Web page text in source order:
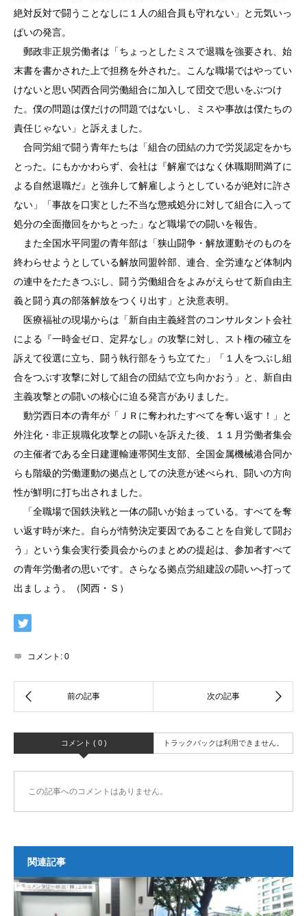
絶対反対で闘うことなしに１人の組合員も守れない」と元気いっ
ぱいの発言。
郵政非正規労働者は「ちょっとしたミスで退職を強要され、始
末書を書かされた上で担務を外された。こんな職場ではやってい
けないと思い関西合同労働組合に加入して団交で思いをぶつけ
た。僕の問題は僕だけの問題ではないし、ミスや事故は僕たちの
責任じゃない」と訴えました。
合同労組で闘う青年たちは「組合の団結の力で労災認定をかち
とった。にもかかわらず、会社は『解雇ではなく休職期間満了に
よる自然退職だ』と強弁して解雇しようとしているが絶対に許さ
ない」「事故を口実とした不当な懲戒処分に対して組合に入って
処分の全面撤回をかちとった」など職場での闘いを報告。
また全国水平同盟の青年部は「狭山闘争・解放運動そのものを
終わらせようとしている解放同盟幹部、連合、全労連など体制内
の連中をたたきつぶし、闘う労働組合をよみがえらせて新自由主
義と闘う真の部落解放をつくり出す」と決意表明。
医療福祉の現場からは「新自由主義経営のコンサルタント会社
による『一時金ゼロ、定昇なし』の攻撃に対し、スト権の確立を
訴えて役選に立ち、闘う執行部をうち立てた」「１人をつぶし組
合をつぶす攻撃に対して組合の団結で立ち向かおう」と、新自由
主義攻撃との闘いの核心に迫る発言がありました。
動労西日本の青年が「ＪＲに奪われたすべてを奪い返す！」と
外注化・非正規職化攻撃との闘いを訴えた後、１１月労働者集会
の主催者である全日建運輸連帯関生支部、全国金属機械港合同か
らも階級的労働運動の拠点としての決意が述べられ、闘いの方向
性が鮮明に打ち出されました。
「全職場で国鉄決戦と一体の闘いが始まっている。すべてを奪
い返す時が来た。自らが情勢決定要因であることを自覚して闘お
う」という集会実行委員会からのまとめの提起は、参加者すべて
の青年労働者の思いです。さらなる拠点労組建設の闘いへ打って
出ましょう。（関西・Ｓ）
コメント: 0
コメント ( 0 ) トラックバックは利用できません。
この記事へのコメントはありません。
関連記事